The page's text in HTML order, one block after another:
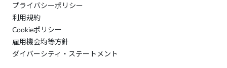
プライバシーポリシー
利用規約
Cookieポリシー
雇用機会均等方針
ダイバーシティ・ステートメント